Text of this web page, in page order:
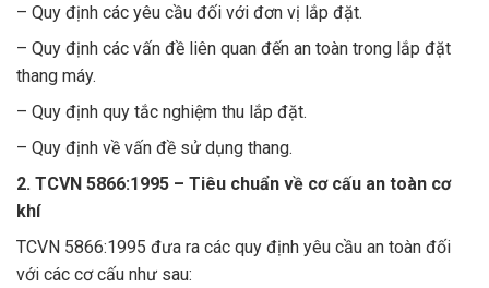
– Quy định các yêu cầu đối với đơn vị lắp đặt.
– Quy định các vấn đề liên quan đến an toàn trong lắp đặt
thang máy.
– Quy định quy tắc nghiệm thu lắp đặt.
– Quy định về vấn đề sử dụng thang.
2. TCVN 5866:1995 – Tiêu chuẩn về cơ cấu an toàn cơ
khí
TCVN 5866:1995 đưa ra các quy định yêu cầu an toàn đối
với các cơ cấu như sau: